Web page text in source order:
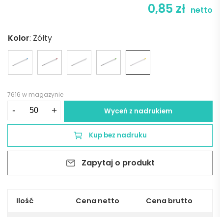
0,85 zł netto
Kolor: Żółty
7616 w magazynie
-
-
+ Wyceń z nadrukiem
Kup bez nadruku
Zapytaj o produkt
Ilość Cena netto Cena brutto